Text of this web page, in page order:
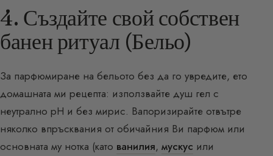
4. Създайте свой собствен
банен ритуал (Бельо)
За парфюмиране на бельото без да го увредите, ето
домашната ми рецепта: използвайте душ гел с
неутрално pH и без мирис. Вапоризирайте отвътре
няколко впръсквания от обичайния Ви парфюм или
основната му нотка (като ванилия, мускус или